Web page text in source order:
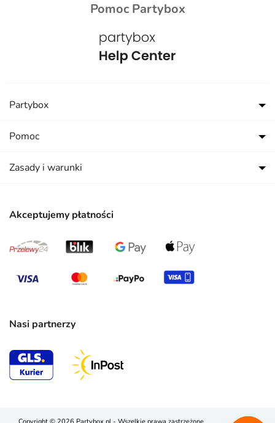
Pomoc Partybox
Akceptujemy płatności
Nasi partnerzy
Partybox
Pomoc
Zasady i warunki